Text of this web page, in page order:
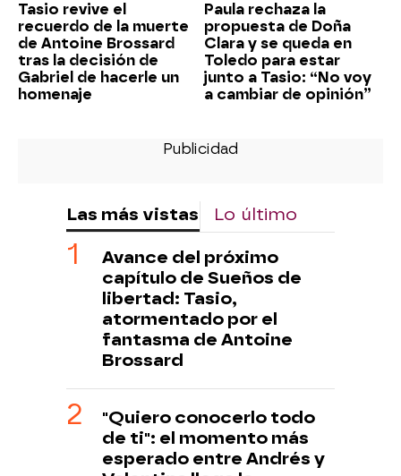
Tasio revive el
recuerdo de la muerte
de Antoine Brossard
tras la decisión de
Gabriel de hacerle un
homenaje
Paula rechaza la
propuesta de Doña
Clara y se queda en
Toledo para estar
junto a Tasio: “No voy
a cambiar de opinión”
Las más vistas Lo último
Avance del próximo
capítulo de Sueños de
libertad: Tasio,
atormentado por el
fantasma de Antoine
Brossard
"Quiero conocerlo todo
de ti": el momento más
esperado entre Andrés y